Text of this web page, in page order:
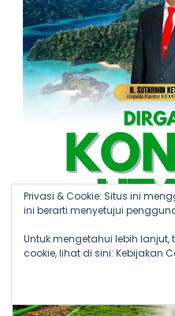
Privasi & Cookie: Situs ini
ini berarti menyetujui
Untuk mengetahui lebih
cookie, lihat di sini: Kebijakan